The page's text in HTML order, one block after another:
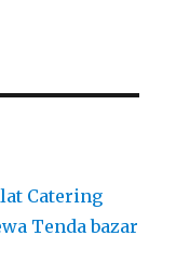
Catering
Tenda bazar